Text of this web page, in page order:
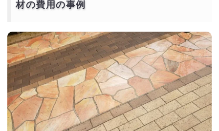
材の費用の事例